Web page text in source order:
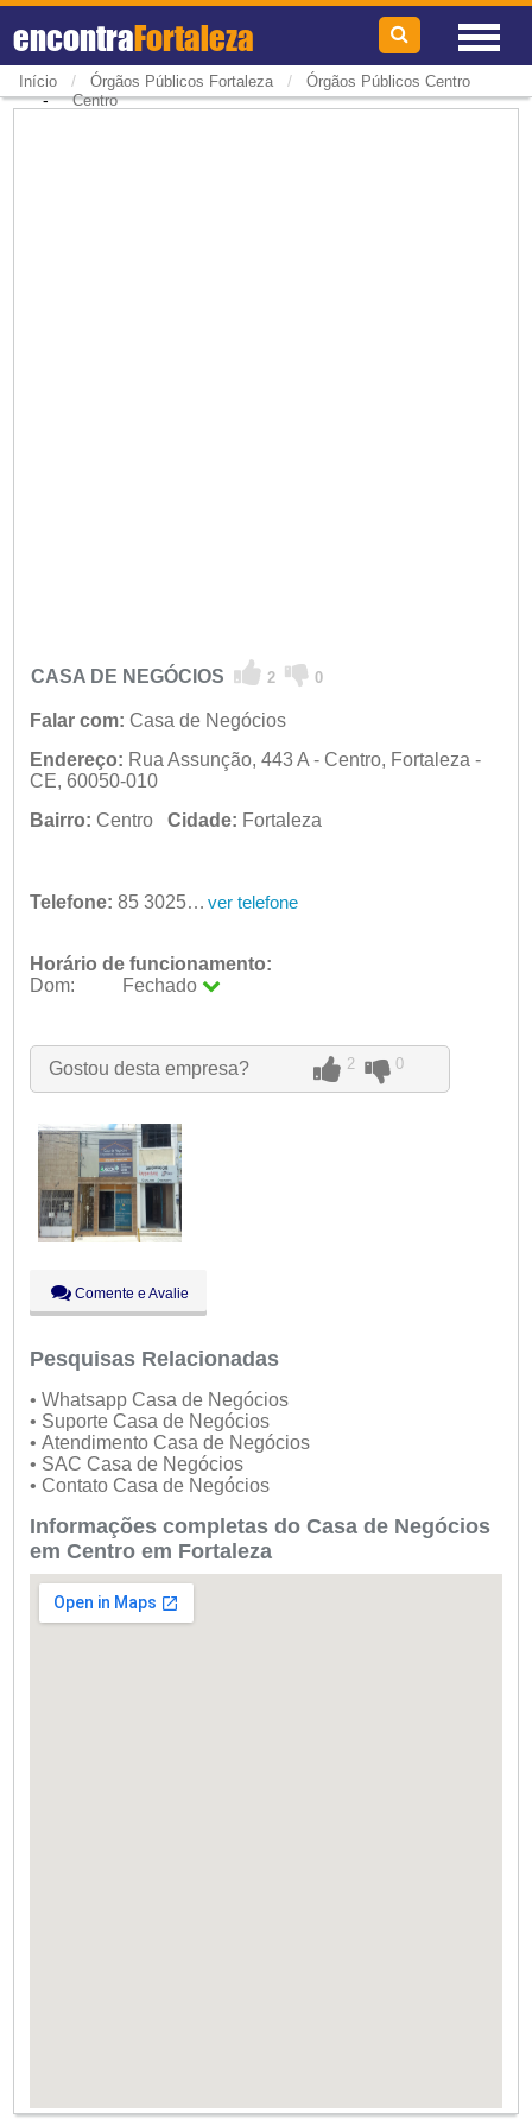
encontraFortaleza
Início / Órgãos Públicos Fortaleza / Órgãos Públicos Centro
-Centro
CASA DE NEGÓCIOS 2 0
Falar com: Casa de Negócios
Endereço: Rua Assunção, 443 A - Centro, Fortaleza -
CE, 60050-010
Bairro: Centro Cidade: Fortaleza
Telefone: 85 3025-6665 ver telefone
Horário de funcionamento:
Dom:
Fechado
Qua:
09:00 - 18:00
Qui:
09:00 - 18:00
Sáb:
Fechado
Dom:
Fechado
Gostou desta empresa? 2 0
Comente e Avalie
Pesquisas Relacionadas
• Whatsapp Casa de Negócios
• Suporte Casa de Negócios
• Atendimento Casa de Negócios
• SAC Casa de Negócios
• Contato Casa de Negócios
Informações completas do Casa de Negócios
em Centro em Fortaleza